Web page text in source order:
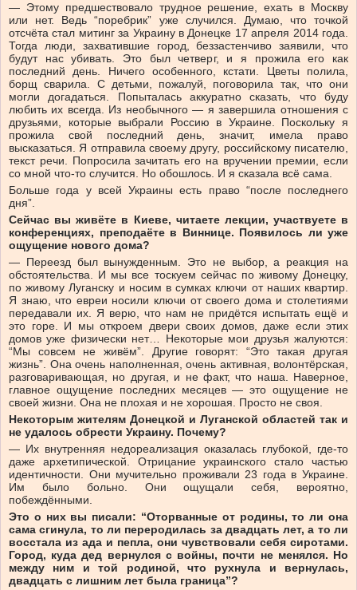
— Этому предшествовало трудное решение, ехать в Москву
или нет. Ведь “поребрик” уже случился. Думаю, что точкой
отсчёта стал митинг за Украину в Донецке 17 апреля 2014 года.
Тогда люди, захватившие город, беззастенчиво заявили, что
будут нас убивать. Это был четверг, и я прожила его как
последний день. Ничего особенного, кстати. Цветы полила,
борщ сварила. С детьми, пожалуй, поговорила так, что они
могли догадаться. Попыталась аккуратно сказать, что буду
любить их всегда. Из необычного — я завершила отношения с
друзьями, которые выбрали Россию в Украине. Поскольку я
прожила свой последний день, значит, имела право
высказаться. Я отправила своему другу, российскому писателю,
текст речи. Попросила зачитать его на вручении премии, если
со мной что-то случится. Но обошлось. И я сказала всё сама.
Больше года у всей Украины есть право “после последнего
дня”.
Сейчас вы живёте в Киеве, читаете лекции, участвуете в
конференциях, преподаёте в Виннице. Появилось ли уже
ощущение нового дома?
— Переезд был вынужденным. Это не выбор, а реакция на
обстоятельства. И мы все тоскуем сейчас по живому Донецку,
по живому Луганску и носим в сумках ключи от наших квартир.
Я знаю, что евреи носили ключи от своего дома и столетиями
передавали их. Я верю, что нам не придётся испытать ещё и
это горе. И мы откроем двери своих домов, даже если этих
домов уже физически нет… Некоторые мои друзья жалуются:
“Мы совсем не живём”. Другие говорят: “Это такая другая
жизнь”. Она очень наполненная, очень активная, волонтёрская,
разговаривающая, но другая, и не факт, что наша. Наверное,
главное ощущение последних месяцев — это ощущение не
своей жизни. Она не плохая и не хорошая. Просто не своя.
Некоторым жителям Донецкой и Луганской областей так и
не удалось обрести Украину. Почему?
— Их внутренняя недореализация оказалась глубокой, где-то
даже архетипической. Отрицание украинского стало частью
идентичности. Они мучительно проживали 23 года в Украине.
Им было больно. Они ощущали себя, вероятно,
побеждёнными.
Это о них вы писали: “Оторванные от родины, то ли она
сама сгинула, то ли переродилась за двадцать лет, а то ли
восстала из ада и пепла, они чувствовали себя сиротами.
Город, куда дед вернулся с войны, почти не менялся. Но
между ним и той родиной, что рухнула и вернулась,
двадцать с лишним лет была граница”?